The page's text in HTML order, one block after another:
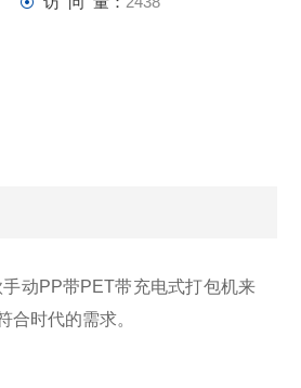
动PP带PET带充电式打包机来
时代的需求。